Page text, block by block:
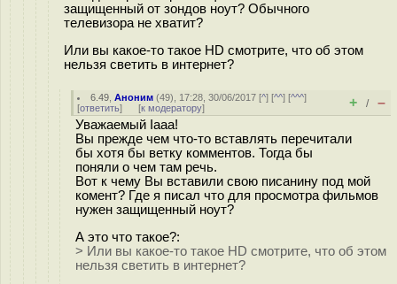
защищенный от зондов ноут? Обычного
телевизора не хватит?
Или вы какое-то такое HD смотрите, что об этом
нельзя светить в интернет?
6.49 ,Аноним (49), 17:28, 30/06/2017 [^] [^^] [^^^]
[ответить] [к модератору] + / –
Уважаемый Iaaa!
Вы прежде чем что-то вставлять перечитали
бы хотя бы ветку комментов. Тогда бы
поняли о чем там речь.
Вот к чему Вы вставили свою писанину под мой
комент? Где я писал что для просмотра фильмов
нужен защищенный ноут?
А это что такое?:
> Или вы какое-то такое HD смотрите, что об этом
нельзя светить в интернет?